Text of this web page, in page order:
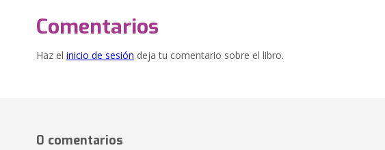
Comentarios
Haz el inicio de sesión deja tu comentario sobre el libro.
0 comentarios